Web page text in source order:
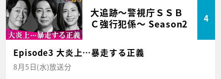
大追跡～警視庁ＳＳＢ
Ｃ強行犯係～ Season2
4
Episode3 大炎上…暴走する正義
8月5日(水)放送分